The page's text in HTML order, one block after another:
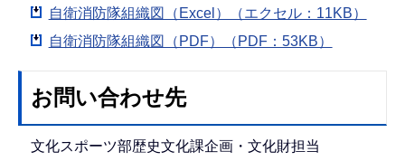
自衛消防隊組織図（Excel）（エクセル：11KB）
自衛消防隊組織図（PDF）（PDF：53KB）
お問い合わせ先
文化スポーツ部歴史文化課企画・文化財担当